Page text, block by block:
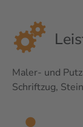
Maler- und
Schriftzug,